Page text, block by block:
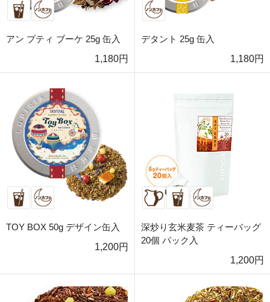
アン プティ ブーケ 25g 缶入
1,180円
デタント 25g 缶入
1,180円
TOY BOX 50g デザイン缶入
1,200円
深炒り玄米麦茶 ティーバッグ
20個 パック入
1,200円